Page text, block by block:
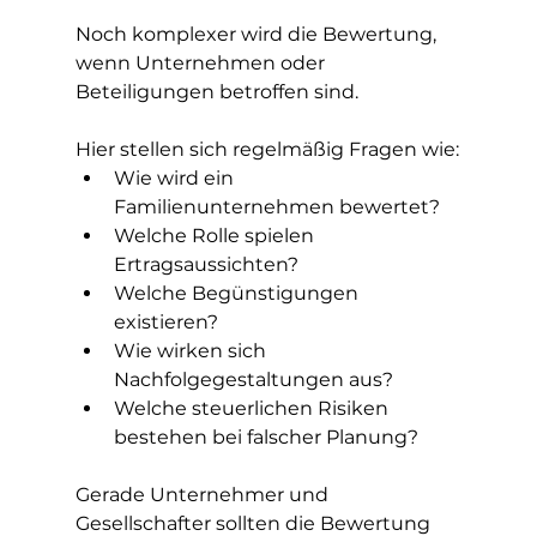
Noch komplexer wird die Bewertung,
wenn Unternehmen oder
Beteiligungen betroffen sind.
Hier stellen sich regelmäßig Fragen wie:
Wie wird ein
Familienunternehmen bewertet?
Welche Rolle spielen
Ertragsaussichten?
Welche Begünstigungen
existieren?
Wie wirken sich
Nachfolgegestaltungen aus?
Welche steuerlichen Risiken
bestehen bei falscher Planung?
Gerade Unternehmer und
Gesellschafter sollten die Bewertung